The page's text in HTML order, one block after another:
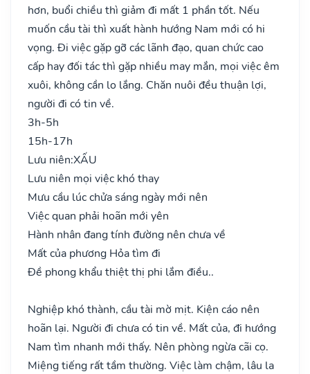
hơn, buổi chiều thì giảm đi mất 1 phần tốt. Nếu
muốn cầu tài thì xuất hành hướng Nam mới có hi
vọng. Đi việc gặp gỡ các lãnh đạo, quan chức cao
cấp hay đối tác thì gặp nhiều may mắn, mọi việc êm
xuôi, không cần lo lắng. Chăn nuôi đều thuận lợi,
người đi có tin về.
3h-5h
15h-17h
Lưu niên:XẤU
Lưu niên mọi việc khó thay
Mưu cầu lúc chửa sáng ngày mới nên
Việc quan phải hoãn mới yên
Hành nhân đang tính đường nên chưa về
Mất của phương Hỏa tìm đi
Đề phong khẩu thiệt thị phi lắm điều..
Nghiệp khó thành, cầu tài mờ mịt. Kiện cáo nên
hoãn lại. Người đi chưa có tin về. Mất của, đi hướng
Nam tìm nhanh mới thấy. Nên phòng ngừa cãi cọ.
Miệng tiếng rất tầm thường. Việc làm chậm, lâu la